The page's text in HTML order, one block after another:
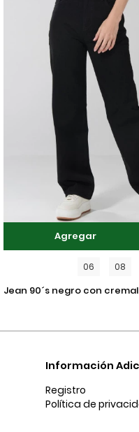
Agregar
06 08
jean 90´s negro con cremallera, bota
Información
Registro
Política de